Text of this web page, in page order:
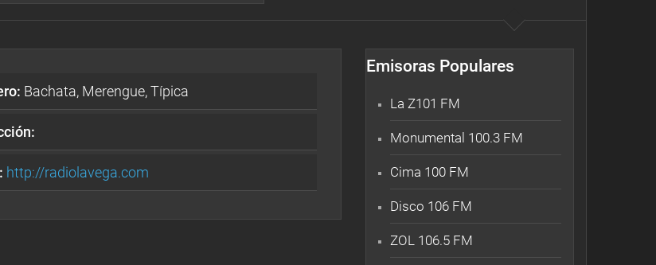
Bachata, Merengue, Típica
http://radiolavega.com
Emisoras Populares
La Z101 FM
Monumental 100.3 FM
Cima 100 FM
Disco 106 FM
ZOL 106.5 FM